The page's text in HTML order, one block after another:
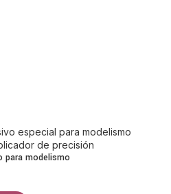
compatibilidad con
plásticos rígidos y
la unión mantiene una
impactos o cambios de
del hogar.
en la durabilidad y la
para modelismo